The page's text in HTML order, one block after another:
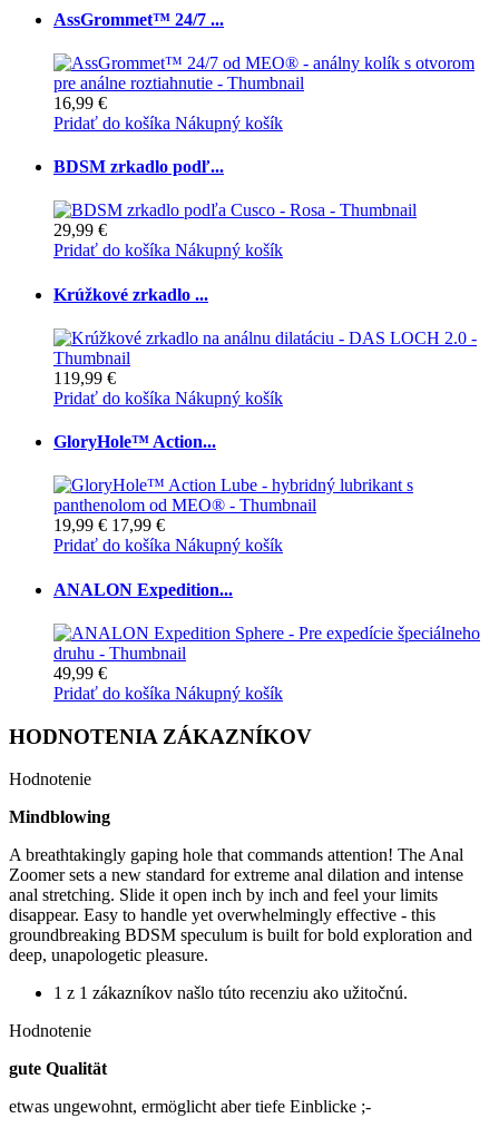
AssGrommet™ 24/7 ...
16,99 €
Pridať do košíka Nákupný košík
BDSM zrkadlo podľ...
29,99 €
Pridať do košíka Nákupný košík
Krúžkové zrkadlo ...
119,99 €
Pridať do košíka Nákupný košík
GloryHole™ Action...
19,99 € 17,99 €
Pridať do košíka Nákupný košík
ANALON Expedition...
49,99 €
Pridať do košíka Nákupný košík
HODNOTENIA ZÁKAZNÍKOV
Hodnotenie
Mindblowing
A breathtakingly gaping hole that commands attention! The Anal
Zoomer sets a new standard for extreme anal dilation and intense
anal stretching. Slide it open inch by inch and feel your limits
disappear. Easy to handle yet overwhelmingly effective - this
groundbreaking BDSM speculum is built for bold exploration and
deep, unapologetic pleasure.
1 z 1 zákazníkov našlo túto recenziu ako užitočnú.
Hodnotenie
gute Qualität
etwas ungewohnt, ermöglicht aber tiefe Einblicke ;-